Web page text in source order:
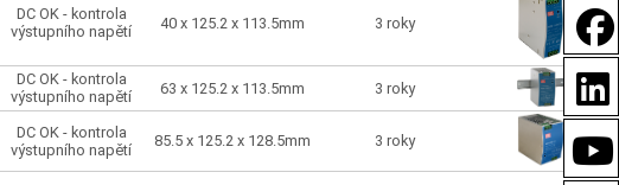
DC OK - kontrola
výstupního napětí
40 x 125.2 x 113.5mm 3 roky
DC OK - kontrola
výstupního napětí
63 x 125.2 x 113.5mm 3 roky
DC OK - kontrola
výstupního napětí
85.5 x 125.2 x 128.5mm 3 roky